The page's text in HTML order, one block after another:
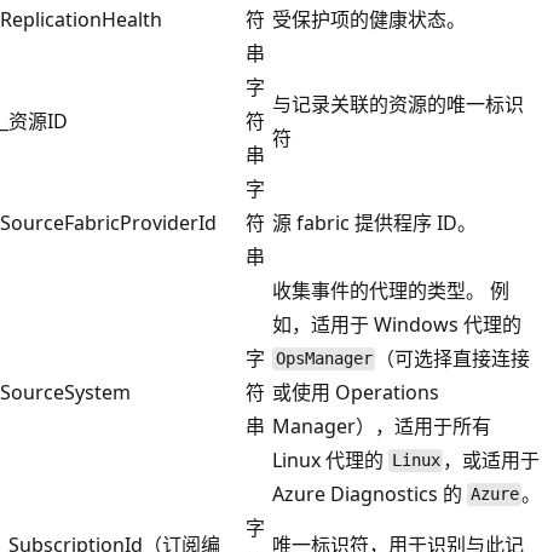
ReplicationHealth
符
串
受保护项的健康状态。
_资源ID
字
符
串
与记录关联的资源的唯一标识
符
SourceFabricProviderId
字
符
串
源 fabric 提供程序 ID。
SourceSystem
字
符
串
收集事件的代理的类型。 例
如，适用于 Windows 代理的
OpsManager
（可选择直接连接
或使用 Operations
Manager），适用于所有
Linux 代理的 Linux ，或适用于
Azure Diagnostics 的 Azure。
_SubscriptionId（订阅编
字
唯一标识符，用于识别与此记